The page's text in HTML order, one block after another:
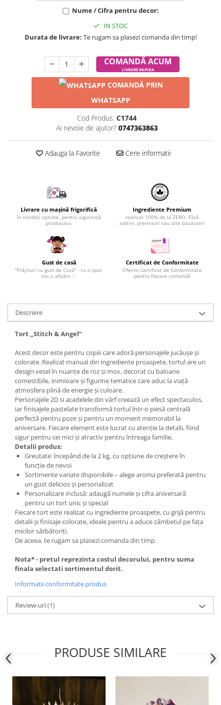
Nume / Cifra pentru decor:
IN STOC
Durata de livrare: Te rugam sa plasezi comanda din timp!
COMANDĂ ACUM
LIVRARE RAPIDA
COMANDĂ PRIN
WHATSAPP
Cod Produs: C1744
Ai nevoie de ajutor? 0747363863
Adauga la Favorite Cere informatii
Livrare cu mașină frigorifică
în condiții optime, pentru siguranță
produsului.
Ingrediente Premium
realizat 100% de la ZERO. Fără
aditivi, premixuri sau alte bazaconii
Gust de casă
"Prăjituri cu gust de Casă" - tu o spui,
noi o afișăm ♡
Certificat de Conformitate
Oferim Certificat de Conformitate
pentru fiecare comandă
Descriere
Tort „Stitch & Angel”
Acest decor este pentru copiii care adoră personajele jucăușe și
colorate. Realizat manual din ingrediente proaspete, tortul are un
design vesel în nuanțe de roz și mov, decorat cu baloane
comestibile, inimioare și figurine tematice care aduc la viață
atmosfera plină de energie și culoare.
Personajele 2D si acadelele din vârf creează un efect spectaculos,
iar finisajele pastelate transformă tortul într-o piesă centrală
perfectă pentru poze și pentru un moment memorabil la
aniversare. Fiecare element este lucrat cu atenție la detalii, fiind
sigur pentru cei mici și atractiv pentru întreaga familie.
Detalii produs:
Greutate: începând de la 2 kg, cu opțiune de creștere în
funcție de nevoi
Sortimente variate disponibile – alege aroma preferată pentru
un gust delicios și personalizat
Personalizare inclusă: adaugă numele și cifra aniversară
pentru un tort unic și special
Fiecare tort este realizat cu ingrediente proaspete, cu grijă pentru
detalii și finisaje colorate, ideale pentru a aduce zâmbetul pe fața
micilor sărbătoriți.
De aceea, te rugam sa plasezi comanda din timp.
Nota* - pretul reprezinta costul decorului, pentru suma
finala selectati sortimentul dorit.
Informatii conformitate produs
Review-uri(1)
PRODUSE SIMILARE